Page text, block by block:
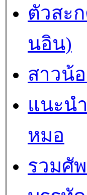
ตัวสะ
นอิน)
สาวน้
แนะน
หมอ
รวมศั